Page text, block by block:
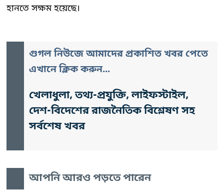
হানতে সক্ষম হয়েছে।
গুগল নিউজে আমাদের প্রকাশিত খবর পেতে
এখানে ক্লিক করুন...
খেলাধুলা, তথ্য-প্রযুক্তি, লাইফস্টাইল,
দেশ-বিদেশের রাজনৈতিক বিশ্লেষণ সহ
সর্বশেষ খবর
আপনি আরও পড়তে পারেন